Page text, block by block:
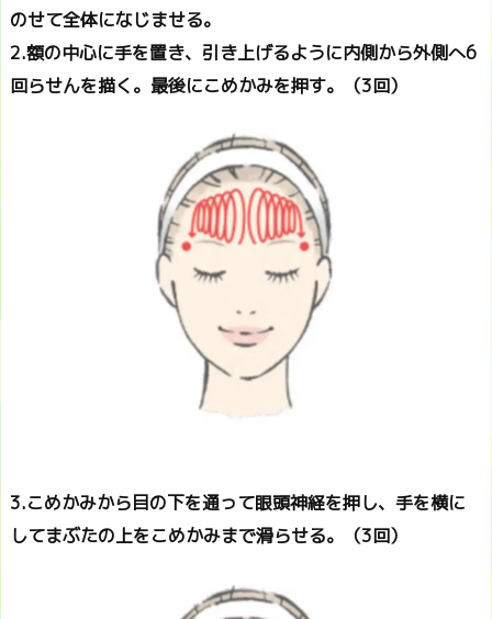
のせて全体になじませる。
2.額の中心に手を置き、引き上げるように内側から外側へ6
回らせんを描く。最後にこめかみを押す。（3回）
3.こめかみから目の下を通って眼頭神経を押し、手を横に
してまぶたの上をこめかみまで滑らせる。（3回）